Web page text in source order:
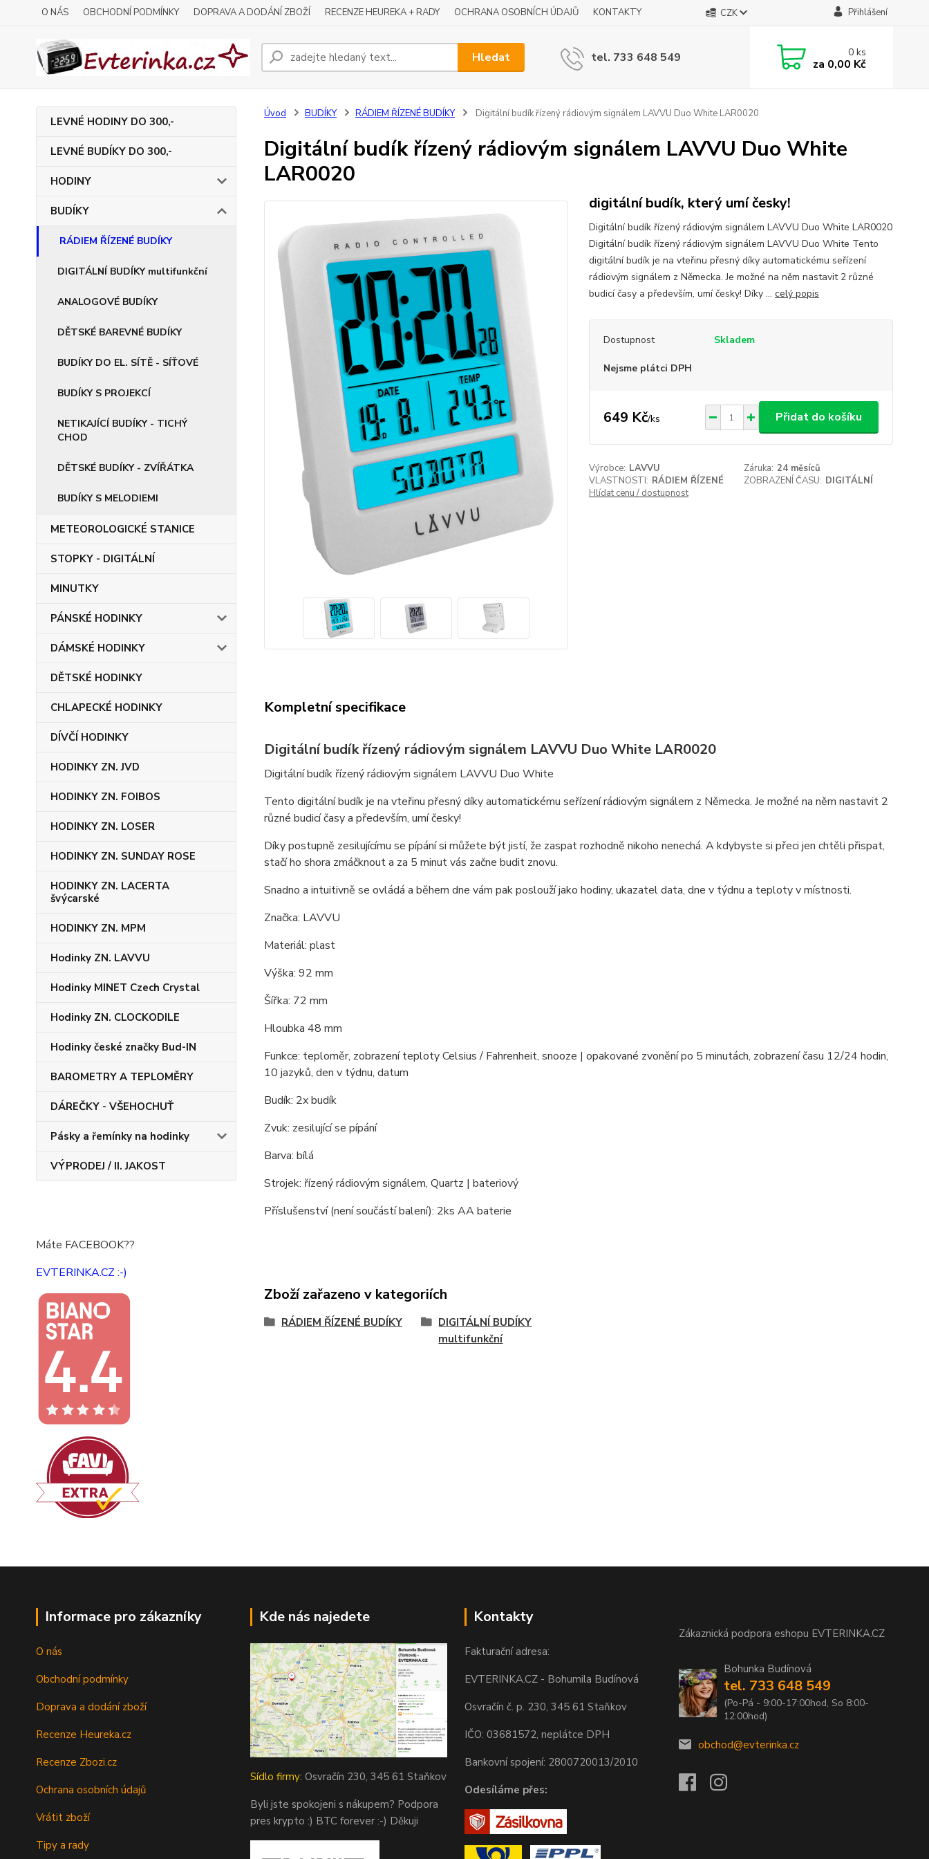
O NÁS OBCHODNÍ PODMÍNKY DOPRAVA A DODÁNÍ ZBOŽÍ RECENZE HEUREKA + RADY OCHRANA OSOBNÍCH ÚDAJŮ KONTAKTY CZK Přihlášení
Hledat tel. 733 648 549 0ks
za 0,00 Kč
LEVNÉ HODINY DO 300,-
LEVNÉ BUDÍKY DO 300,-
HODINY
BUDÍKY
RÁDIEM ŘÍZENÉ BUDÍKY
DIGITÁLNÍ BUDÍKY multifunkční
ANALOGOVÉ BUDÍKY
DĚTSKÉ BAREVNÉ BUDÍKY
BUDÍKY DO EL. SÍTĚ - SÍŤOVÉ
BUDÍKY S PROJEKCÍ
NETIKAJÍCÍ BUDÍKY - TICHÝ
CHOD
DĚTSKÉ BUDÍKY - ZVÍŘÁTKA
BUDÍKY S MELODIEMI
METEOROLOGICKÉ STANICE
STOPKY - DIGITÁLNÍ
MINUTKY
PÁNSKÉ HODINKY
DÁMSKÉ HODINKY
DĚTSKÉ HODINKY
CHLAPECKÉ HODINKY
DÍVČÍ HODINKY
HODINKY ZN. JVD
HODINKY ZN. FOIBOS
HODINKY ZN. LOSER
HODINKY ZN. SUNDAY ROSE
HODINKY ZN. LACERTA
švýcarské
HODINKY ZN. MPM
Hodinky ZN. LAVVU
Hodinky MINET Czech Crystal
Hodinky ZN. CLOCKODILE
Hodinky české značky Bud-IN
BAROMETRY A TEPLOMĚRY
DÁREČKY - VŠEHOCHUŤ
Pásky a řemínky na hodinky
VÝPRODEJ / II. JAKOST
Máte FACEBOOK??
EVTERINKA.CZ :-)
Úvod BUDÍKY RÁDIEM ŘÍZENÉ BUDÍKY Digitální budík řízený rádiovým signálem LAVVU Duo White LAR0020
Digitální budík řízený rádiovým signálem LAVVU Duo White
LAR0020
digitální budík, který umí česky!
Digitální budík řízený rádiovým signálem LAVVU Duo White LAR0020
Digitální budík řízený rádiovým signálem LAVVU Duo White Tento
digitální budík je na vteřinu přesný díky automatickému seřízení
rádiovým signálem z Německa. Je možné na něm nastavit 2 různé
budicí časy a především, umí česky! Díky ... celý popis
Dostupnost Skladem
Nejsme plátci DPH
649 Kč/ks Přidat do košíku
Výrobce: LAVVU Záruka: 24 měsíců
VLASTNOSTI: RÁDIEM ŘÍZENÉ ZOBRAZENÍ ČASU: DIGITÁLNÍ
Hlídat cenu / dostupnost
Kompletní specifikace
Digitální budík řízený rádiovým signálem LAVVU Duo White LAR0020
Digitální budík řízený rádiovým signálem LAVVU Duo White
Tento digitální budík je na vteřinu přesný díky automatickému seřízení rádiovým signálem z Německa. Je možné na něm nastavit 2
různé budicí časy a především, umí česky!
Díky postupně zesilujícímu se pípání si můžete být jistí, že zaspat rozhodně nikoho nenechá. A kdybyste si přeci jen chtěli přispat,
stačí ho shora zmáčknout a za 5 minut vás začne budit znovu.
Snadno a intuitivně se ovládá a během dne vám pak poslouží jako hodiny, ukazatel data, dne v týdnu a teploty v místnosti.
Značka: LAVVU
Materiál: plast
Výška: 92 mm
Šířka: 72 mm
Hloubka 48 mm
Funkce: teploměr, zobrazení teploty Celsius / Fahrenheit, snooze | opakované zvonění po 5 minutách, zobrazení času 12/24 hodin,
10 jazyků, den v týdnu, datum
Budík: 2x budík
Zvuk: zesilující se pípání
Barva: bílá
Strojek: řízený rádiovým signálem, Quartz | bateriový
Příslušenství (není součástí balení): 2ks AA baterie
Zboží zařazeno v kategoriích
RÁDIEM ŘÍZENÉ BUDÍKY
DIGITÁLNÍ BUDÍKY
multifunkční
Informace pro zákazníky
O nás
Obchodní podmínky
Doprava a dodání zboží
Recenze Heureka.cz
Recenze Zbozi.cz
Ochrana osobních údajů
Vrátit zboží
Tipy a rady
Kde nás najedete
Sídlo firmy: Osvračín 230, 345 61 Staňkov
Byli jste spokojeni s nákupem? Podpora
pres krypto :) BTC forever :-) Děkuji
Kontakty
Fakturační adresa:
EVTERINKA.CZ - Bohumila Budínová
Osvračín č. p. 230, 345 61 Staňkov
IČO: 03681572, neplátce DPH
Bankovní spojení: 2800720013/2010
Odesíláme přes:
Zákaznická podpora eshopu EVTERINKA.CZ
Bohunka Budínová
tel. 733 648 549
(Po-Pá - 9:00-17:00hod, So 8:00-
12:00hod)
obchod@evterinka.cz